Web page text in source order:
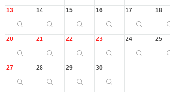
13 14 15 16 17 18
20 21 22 23 24 25
27 28 29 30